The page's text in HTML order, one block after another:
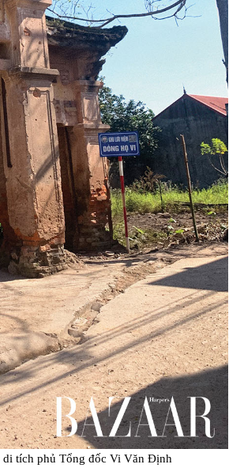
tích phủ Tổng đốc Vi Văn Định